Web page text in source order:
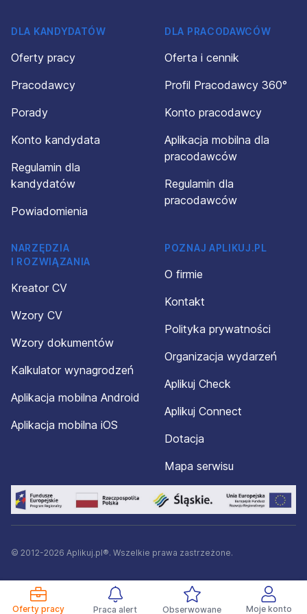
Oferty pracy Praca alert Obserwowane Moje konto
DLA KANDYDATÓW
Oferty pracy
Pracodawcy
Porady
Konto kandydata
Regulamin dla
kandydatów
Powiadomienia
DLA PRACODAWCÓW
Oferta i cennik
Profil Pracodawcy 360°
Konto pracodawcy
Aplikacja mobilna dla
pracodawców
Regulamin dla
pracodawców
NARZĘDZIA
I ROZWIĄZANIA
Kreator CV
Wzory CV
Wzory dokumentów
Kalkulator wynagrodzeń
Aplikacja mobilna Android
Aplikacja mobilna iOS
POZNAJ APLIKUJ.PL
O firmie
Kontakt
Polityka prywatności
Organizacja wydarzeń
Aplikuj Check
Aplikuj Connect
Dotacja
Mapa serwisu
© 2012-2026 Aplikuj.pl®. Wszelkie prawa zastrzeżone.